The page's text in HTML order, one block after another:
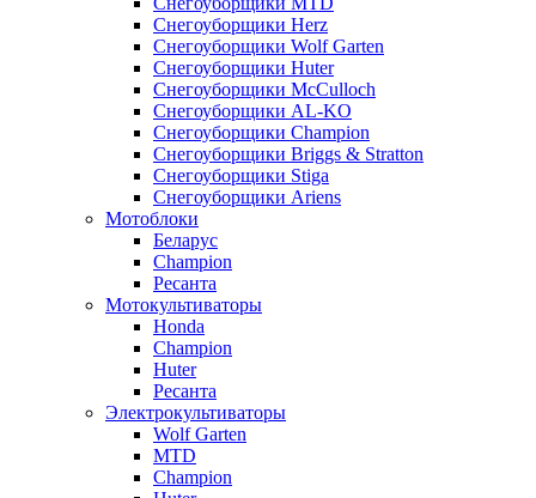
Снегоуборщики Herz
Снегоуборщики Wolf Garten
Снегоуборщики Huter
Снегоуборщики McCulloch
Снегоуборщики AL-KO
Снегоуборщики Champion
Снегоуборщики Briggs & Stratton
Снегоуборщики Stiga
Снегоуборщики Ariens
Мотоблоки
Беларус
Champion
Ресанта
Мотокультиваторы
Honda
Champion
Huter
Ресанта
Электрокультиваторы
Wolf Garten
MTD
Champion